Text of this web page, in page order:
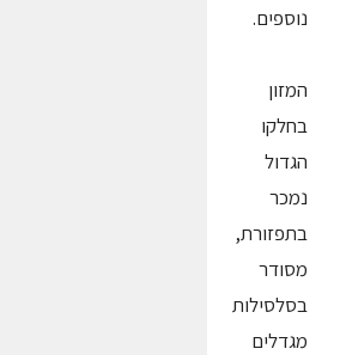
נוספים.
המזון
בחלקו
הגדול
נמכר
בתפזורת,
מסודר
בסלסילות
מגדלים